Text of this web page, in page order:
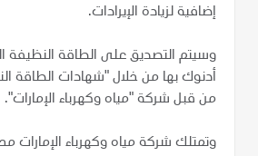
إضافية لزيادة الإيرادات.
وسيتم التصديق على الطاقة النظيفة
أدنوك بها من خلال "شهادات الطاقة
من قبل شركة "مياه وكهرباء الإمارات".
وتمتلك شركة مياه وكهرباء